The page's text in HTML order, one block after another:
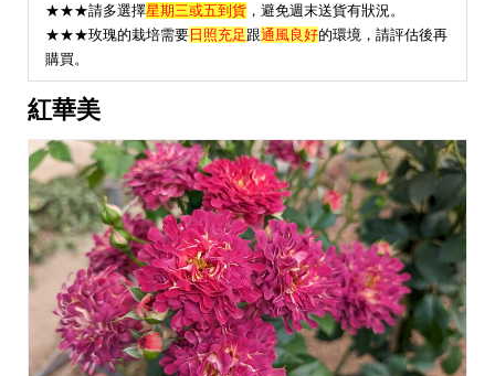
★★★請多選擇星期三或五到貨 ，避免週末送貨有狀況。
★★★玫瑰的栽培需要日照充足 跟通風良好的環境，請評估後再
購買。
紅華美